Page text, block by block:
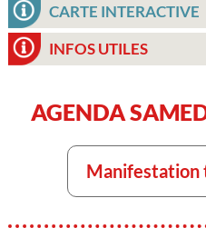
CARTE INTERACTIVE
INFOS UTILES
AGENDA
Manifestation